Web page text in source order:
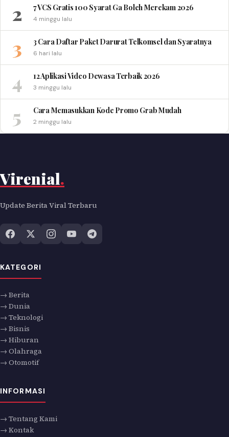
2 7 VCS Gratis 100 Syarat Ga Boleh Merekam 2026
4 minggu lalu
3 3 Cara Daftar Paket Darurat Telkomsel dan Syaratnya
6 hari lalu
4 12 Aplikasi Video Dewasa Terbaik 2026
3 minggu lalu
5 Cara Memasukkan Kode Promo Grab Mudah
2 minggu lalu
Virenial.
Update Berita Viral Terbaru
KATEGORI
→ Berita
→ Dunia
→ Teknologi
→ Bisnis
→ Hiburan
→ Olahraga
→ Otomotif
INFORMASI
→ Tentang Kami
→ Kontak